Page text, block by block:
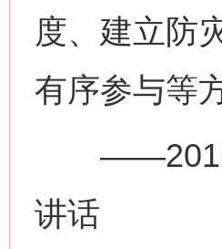
度、建立防
有序参与等
——2016年
讲话